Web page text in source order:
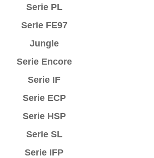
Serie PL
Serie FE97
Jungle
Serie Encore
Serie IF
Serie ECP
Serie HSP
Serie SL
Serie IFP